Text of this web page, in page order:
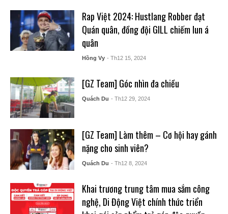
Rap Việt 2024: Hustlang Robber đạt
Quán quân, đồng đội GILL chiếm lun á
quân
Hồng Vy - Th12 15, 2024
[GZ Team] Góc nhìn đa chiều
Quách Du - Th12 29, 2024
[GZ Team] Làm thêm – Cơ hội hay gánh
nặng cho sinh viên?
Quách Du - Th12 8, 2024
Khai trương trung tâm mua sắm công
nghệ, Di Động Việt chính thức triển